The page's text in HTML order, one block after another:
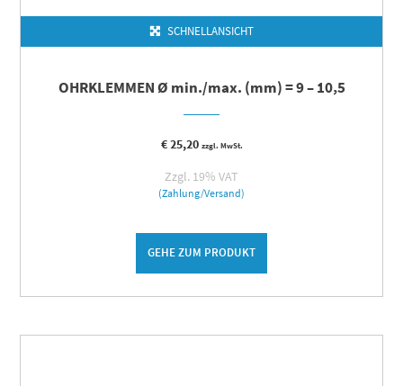
SCHNELLANSICHT
OHRKLEMMEN Ø min./max. (mm) = 9 – 10,5
€25,20 zzgl. MwSt.
Zzgl. 19% VAT
(Zahlung/Versand)
GEHE ZUM PRODUKT